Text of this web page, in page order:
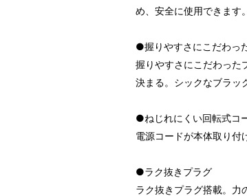
め、安全に使用できます。
●握りやすさにこだわっ
握りやすさにこだわった
決まる。シックなブラッ
●ねじれにくい回転式コ
電源コードが本体取り付
●ラク抜きプラグ
ラク抜きプラグ搭載。力